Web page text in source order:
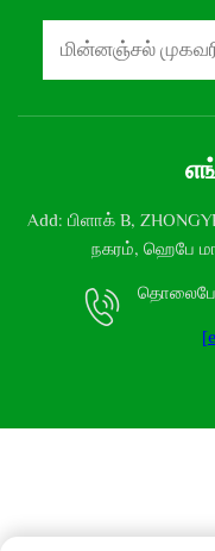
Add: பிளாக் B,
நகரம், ஹெபே